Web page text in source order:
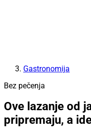
Gastronomija
Bez pečenja
Ove lazanje od
pripremaju, a